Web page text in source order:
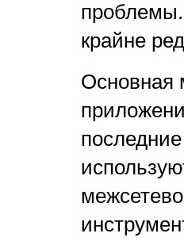
крайне
Основная